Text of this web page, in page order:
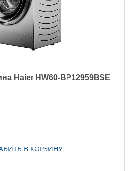
Haier HW60-BP12959BSE
В КОРЗИНУ